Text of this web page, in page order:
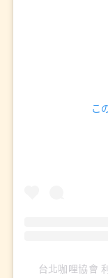
こ
台北咖哩協會